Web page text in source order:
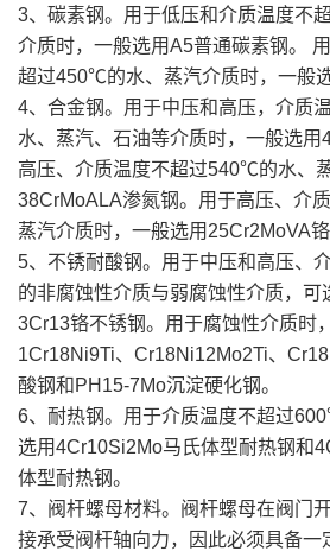
3、碳素钢。用于低压和介质温度不
介质时，一般选用A5普通碳素钢。
超过450℃的水、蒸汽介质时，一般
4、合金钢。用于中压和高压，介质
水、蒸汽、石油等介质时，一般选用
高压、介质温度不超过540℃的水、
38CrMoALA渗氮钢。用于高压、介
蒸汽介质时，一般选用25Cr2MoVA铬
5、不锈耐酸钢。用于中压和高压、
的非腐蚀性介质与弱腐蚀性介质，可
3Cr13铬不锈钢。用于腐蚀性介质时
1Cr18Ni9Ti、Cr18Ni12Mo2Ti、
酸钢和PH15-7Mo沉淀硬化钢。
6、耐热钢。用于介质温度不超过
选用4Cr10Si2Mo马氏体型耐热钢和
体型耐热钢。
7、阀杆螺母材料。阀杆螺母在阀门
接承受阀杆轴向力，因此必须具备一